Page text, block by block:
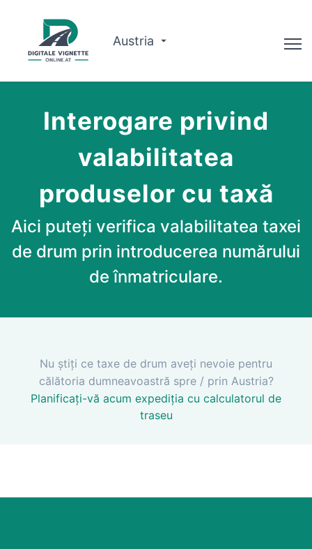
Austria
Planificator de traseu
Verificați valabilitatea
Despre noi
Română
Interogare privind
valabilitatea
produselor cu taxă
Aici puteți verifica valabilitatea taxei
de drum prin introducerea numărului
de înmatriculare.
Nu știți ce taxe de drum aveți nevoie pentru
călătoria dumneavoastră spre / prin Austria?
Planificați-vă acum expediția cu calculatorul de
traseu